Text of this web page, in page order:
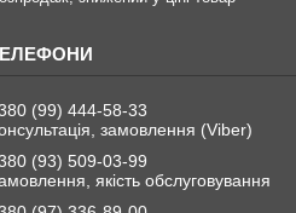
(99) 444-58-33
замовлення (Viber)
(93) 509-03-99
якість обслуговування